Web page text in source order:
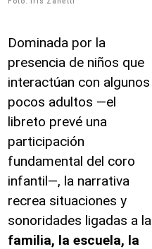
Dominada por la
presencia de niños que
interactúan con algunos
pocos adultos —el
libreto prevé una
participación
fundamental del coro
infantil—, la narrativa
recrea situaciones y
sonoridades ligadas a la
familia, la escuela, la